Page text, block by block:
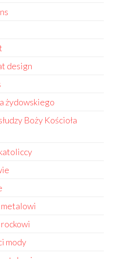
design
żydowskiego
Boży Kościoła
mody